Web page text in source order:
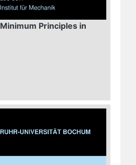
Minimum Principles in